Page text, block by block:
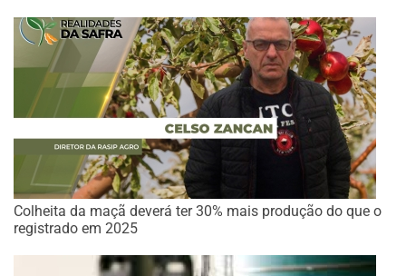
Colheita da maçã deverá ter 30% mais produção do que o
registrado em 2025